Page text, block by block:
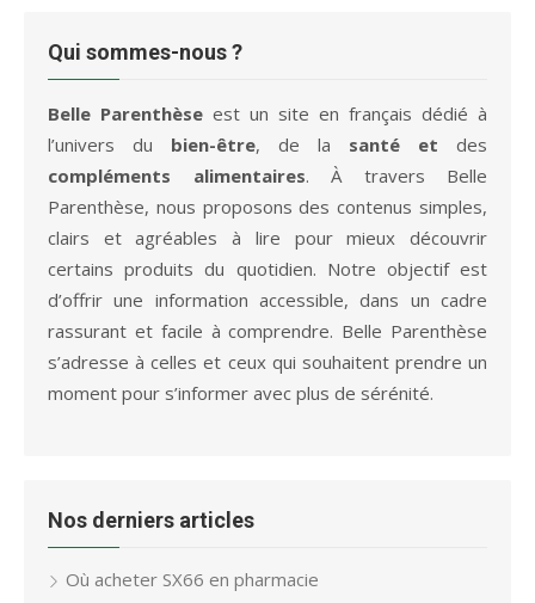
Qui sommes-nous ?
Belle Parenthèse est un site en français dédié à
l’univers du bien-être, de la santé et des
compléments alimentaires. À travers Belle
Parenthèse, nous proposons des contenus simples,
clairs et agréables à lire pour mieux découvrir
certains produits du quotidien. Notre objectif est
d’offrir une information accessible, dans un cadre
rassurant et facile à comprendre. Belle Parenthèse
s’adresse à celles et ceux qui souhaitent prendre un
moment pour s’informer avec plus de sérénité.
Nos derniers articles
Où acheter SX66 en pharmacie